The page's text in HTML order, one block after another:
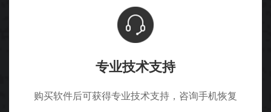
专业技术支持
购买软件后可获得专业技术支持，咨询手机恢复